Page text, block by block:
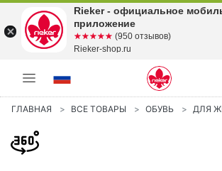
ГЛАВНАЯ ВСЕ ТОВАРЫ ОБУВЬ ДЛЯ
Rieker - официальное
приложение
☆☆☆☆☆
★★★★★ (950 отзывов)
Rieker-shop.ru